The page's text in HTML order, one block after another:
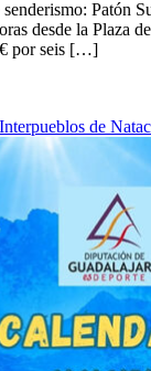
Patón
desde la Plaza
por seis […]
de